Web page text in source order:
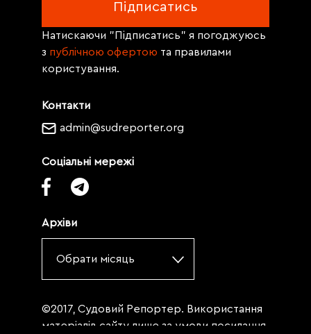
Контакти
admin@sudreporter.org
Соціальні мережі
Архіви
Обрати місяць
Натискаючи "Підписатись" я погоджуюсь
з публічною офертою та правилами
користування.
©2017, Судовий Репортер. Використання
матеріалів сайту лише за умови посилання